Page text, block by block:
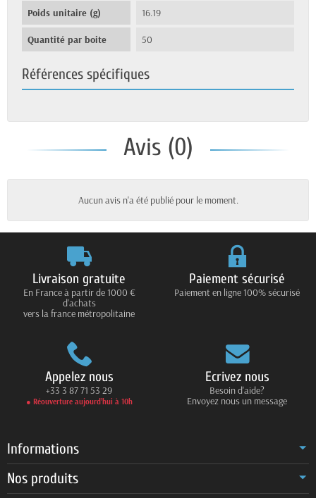
Poids unitaire (g) 16.19
Quantité par boite 50
Références spécifiques
Avis (0)
Aucun avis n'a été publié pour le moment.
Livraison gratuite
En France à partir de 1000 €
d'achats
vers la france métropolitaine
Paiement sécurisé
Paiement en ligne 100% sécurisé
Appelez nous
+33 3 87 71 53 29
● Réouverture aujourd’hui à 10h
Ecrivez nous
Besoin d'aide?
Envoyez nous un message
Informations
Nos produits